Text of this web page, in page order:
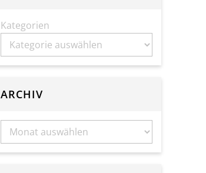
Kategorien
ARCHIV